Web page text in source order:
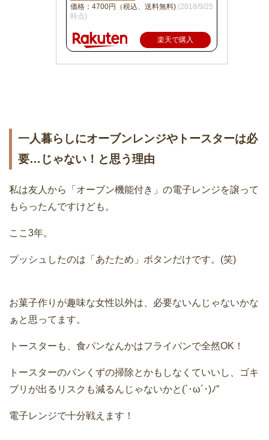
価格：4700円（税込、送料無料) (2018/9/25
時点)
楽天で購入
一人暮らしにオーブンレンジやトースターは必
要…じゃない！と思う理由
私は友人から「オーブン機能付き」の電子レンジを譲って
もらったんですけども。
ここ3年。
プッシュしたのは「あたため」ボタンだけです。(笑)
お菓子作りが趣味な女性以外は、必要ないんじゃないかな
ぁと思ってます。
トースターも、食パンなんかはフライパンで全然OK！
トースターのパンくずの掃除とかもしなくていいし、ゴキ
ブリが出るリスクも減るんじゃないかと(`･ω´･)ﾉ”
電子レンジで十分戦えます！